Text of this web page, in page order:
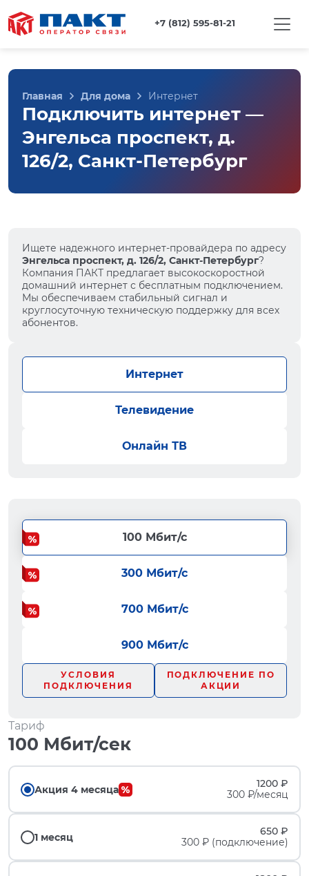
+7 (812) 595-81-21
Главная Для дома Интернет
Подключить интернет —
Энгельса проспект, д.
126/2, Санкт-Петербург
Ищете надежного интернет-провайдера по адресу
Энгельса проспект, д. 126/2, Санкт-Петербург?
Компания ПАКТ предлагает высокоскоростной
домашний интернет с бесплатным подключением.
Мы обеспечиваем стабильный сигнал и
круглосуточную техническую поддержку для всех
абонентов.
Интернет
Телевидение
Онлайн ТВ
100 Мбит/с
300 Мбит/с
700 Мбит/с
900 Мбит/с
УСЛОВИЯ
ПОДКЛЮЧЕНИЯ
ПОДКЛЮЧЕНИЕ ПО
АКЦИИ
Тариф
100 Мбит/сек
Акция 4 месяца
1200 ₽
300 ₽/месяц
1 месяц
650 ₽
300 ₽ (подключение)